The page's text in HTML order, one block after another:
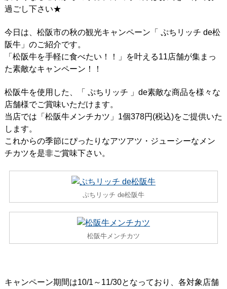
過ごし下さい★
今日は、松阪市の秋の観光キャンペーン「 ぷちリッチ de松
阪牛」のご紹介です。
「松阪牛を手軽に食べたい！！」を叶える11店舗が集まっ
た素敵なキャンペーン！！
松阪牛を使用した、「 ぷちリッチ 」de素敵な商品を様々な
店舗様でご賞味いただけます。
当店では「松阪牛メンチカツ」1個378円(税込)をご提供いた
します。
これからの季節にぴったりなアツアツ・ジューシーなメン
チカツを是非ご賞味下さい。
ぷちリッチ de松阪牛
松阪牛メンチカツ
キャンペーン期間は10/1～11/30となっており、各対象店舗